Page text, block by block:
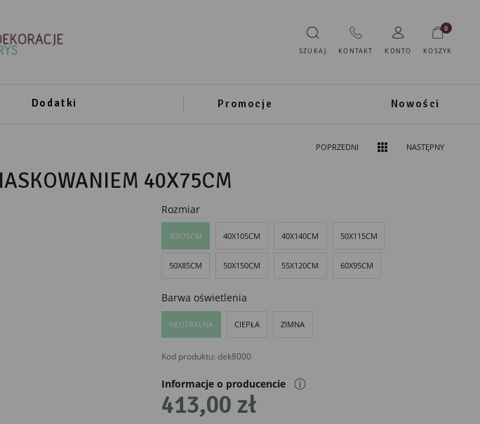
SZUKAJ KONTAKT KONTO KOSZYK
0
Dodatki Promocje Nowości
POPRZEDNI NASTĘPNY
40X75CM
Rozmiar
40X75CM 40X105CM 40X140CM 50X115CM
50X85CM 50X150CM 55X120CM 60X95CM
Barwa oświetlenia
NEUTRALNA CIEPŁA ZIMNA
Kod produktu: dek8000
Informacje o producencie ⓘ
413,00 zł